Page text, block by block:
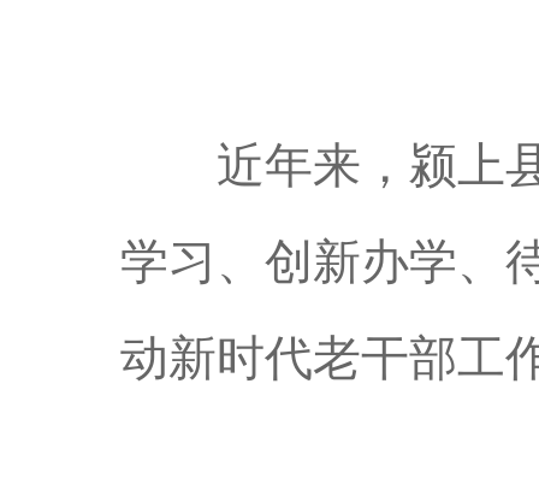
近年来，颍上县
学习、创新办学、
动新时代老干部工